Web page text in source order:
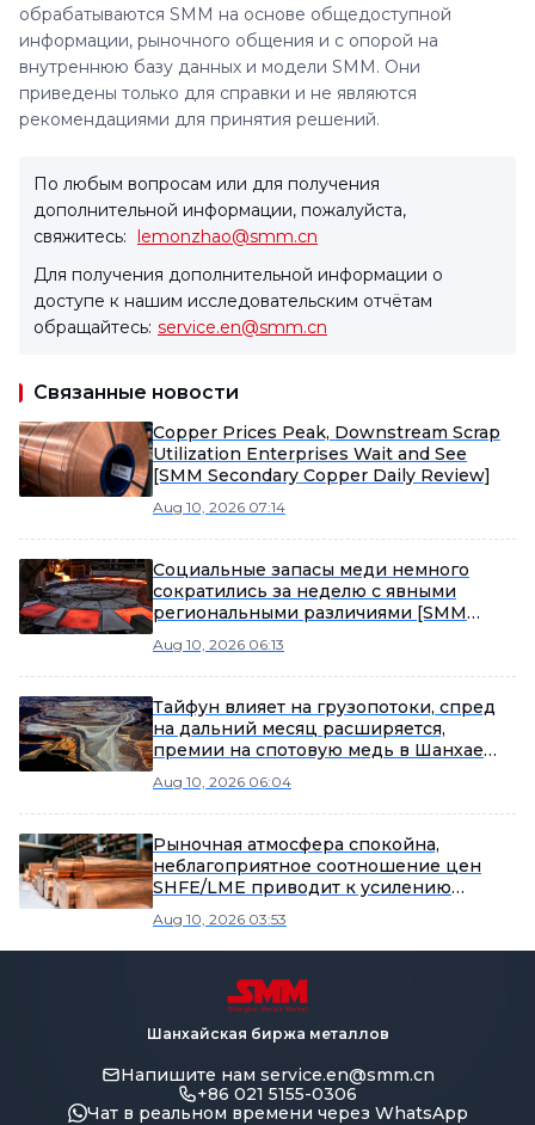
обрабатываются SMM на основе общедоступной
информации, рыночного общения и с опорой на
внутреннюю базу данных и модели SMM. Они
приведены только для справки и не являются
рекомендациями для принятия решений.
По любым вопросам или для получения
дополнительной информации, пожалуйста,
свяжитесь: lemonzhao@smm.cn
Для получения дополнительной информации о
доступе к нашим исследовательским отчётам
обращайтесь: service.en@smm.cn
Связанные новости
Copper Prices Peak, Downstream Scrap
Utilization Enterprises Wait and See
[SMM Secondary Copper Daily Review]
Aug 10, 2026 07:14
Социальные запасы меди немного
сократились за неделю с явными
региональными различиями [SMM
Aug 10, 2026 06:13
Тайфун влияет на грузопотоки, спред
на дальний месяц расширяется,
премии на спотовую медь в Шанхае
copper]
Aug 10, 2026 06:04
Рыночная атмосфера спокойна,
неблагоприятное соотношение цен
SHFE/LME приводит к усилению
Yangshan spot copper]
Aug 10, 2026 03:53
Шанхайская биржа металлов
Напишите нам service.en@smm.cn
+86 021 5155-0306
Чат в реальном времени через WhatsApp